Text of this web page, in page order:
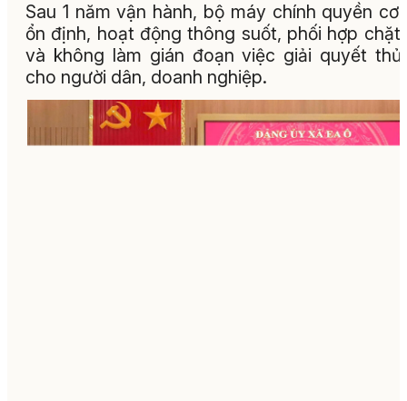
Sau 1 năm vận hành, bộ máy chính quyền cơ
ổn định, hoạt động thông suốt, phối hợp chặt
và không làm gián đoạn việc giải quyết
cho người dân, doanh nghiệp.